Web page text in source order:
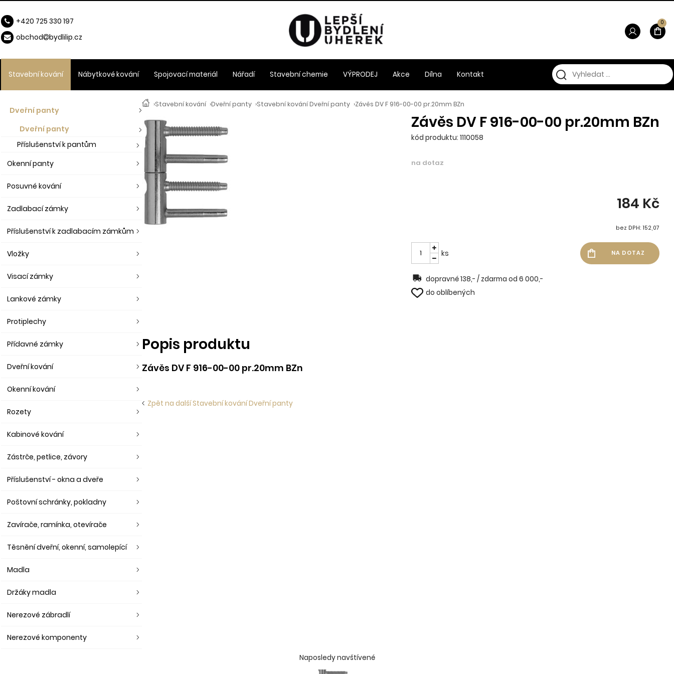
›Stavební kování ›Dveřní panty ›Stavební kování Dveřní panty ›Závěs DV F 916-00-00 pr.20mm BZn
Závěs DV F 916-00-00 pr.20mm BZn
kód produktu: 1110058
na dotaz
184 Kč
bez DPH: 152,07
ks
dopravné 138,- / zdarma od 6 000,-
do oblíbených
Popis produktu
Závěs DV F 916-00-00 pr.20mm BZn
Zpět na další Stavební kování Dveřní panty
Dveřní panty
Dveřní panty
Příslušenství k pantům
Okenní panty
Posuvné kování
Zadlabací zámky
Příslušenství k zadlabacím zámkům
Vložky
Visací zámky
Lankové zámky
Protiplechy
Přídavné zámky
Dveřní kování
Okenní kování
Rozety
Kabinové kování
Zástrče, petlice, závory
Příslušenství - okna a dveře
Poštovní schránky, pokladny
Zavírače, ramínka, otevírače
Těsnění dveřní, okenní, samolepící
Madla
Držáky madla
Nerezové zábradlí
Nerezové komponenty
Stavební kování Nábytkové kování Spojovací materiál Nářadí Stavební chemie VÝPRODEJ Akce Dílna Kontakt
0
+420 725 330 197
obchod
bydlilip.cz
Naposledy navštívené